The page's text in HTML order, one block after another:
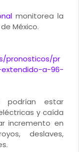
monitorea la
México.
pronosticos/pr
a-96-
estar
y caída
incremento en
deslaves,